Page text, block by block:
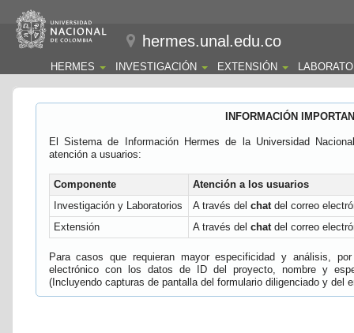
hermes.unal.edu.co
HERMES INVESTIGACIÓN EXTENSIÓN
INFORMACIÓN
El Sistema de Información Hermes de la Universidad
atención a usuarios:
Componente
Atención a los usuarios
Investigación y Laboratorios
A través del chatdel correo
Extensión
A través del chatdel correo
Para casos que requieran mayor especificidad y análisis,
electrónico con los datos de ID del proyecto, nombre y
(Incluyendo capturas de pantalla del formulario diligenciado y del